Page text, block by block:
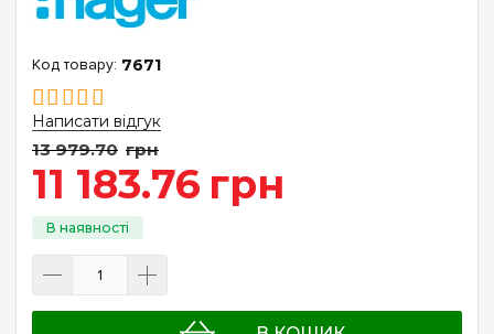
7671
Написати відгук
13 979.70 грн
11 183.76 грн